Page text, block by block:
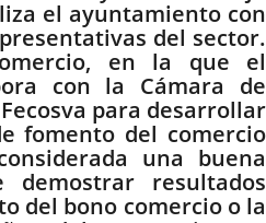
el ayuntamiento con
del sector.
en la que el
con la Cámara de
para desarrollar
fomento del comercio
una buena
demostrar resultados
del bono comercio o la